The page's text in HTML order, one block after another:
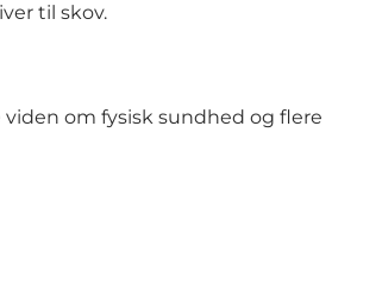
til skov.
om fysisk sundhed og flere